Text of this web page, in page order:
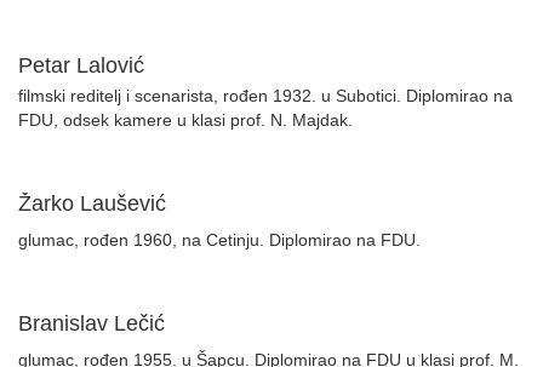
Petar Lalović
filmski reditelj i scenarista, rođen 1932. u Subotici. Diplomirao na
FDU, odsek kamere u klasi prof. N. Majdak.
Žarko Laušević
glumac, rođen 1960, na Cetinju. Diplomirao na FDU.
Branislav Lečić
glumac, rođen 1955. u Šapcu. Diplomirao na FDU u klasi prof. M.